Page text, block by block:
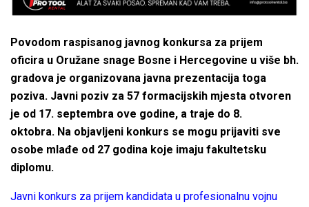
Povodom raspisanog javnog konkursa za prijem
oficira u Oružane snage Bosne i Hercegovine u više bh.
gradova je organizovana javna prezentacija toga
poziva. Javni poziv za 57 formacijskih mjesta otvoren
je od 17. septembra ove godine, a traje do 8.
oktobra. Na objavljeni konkurs se mogu prijaviti sve
osobe mlađe od 27 godina koje imaju fakultetsku
diplomu.
Javni konkurs za prijem kandidata u profesionalnu vojnu